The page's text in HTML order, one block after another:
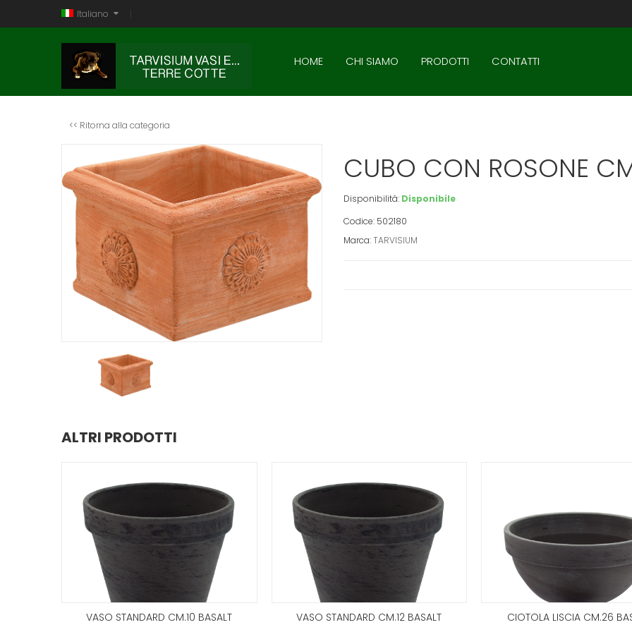
Italiano
HOME CHI SIAMO PRODOTTI CONTATTI
<< Ritorna alla categoria
CUBO CON ROSONE
Disponibilità: Disponibile
Codice: 502180
Marca:TARVISIUM
ALTRI PRODOTTI
VASO STANDARD CM.10 BASALT VASO STANDARD CM.12 BASALT CIOTOLA LISCIA CM.26